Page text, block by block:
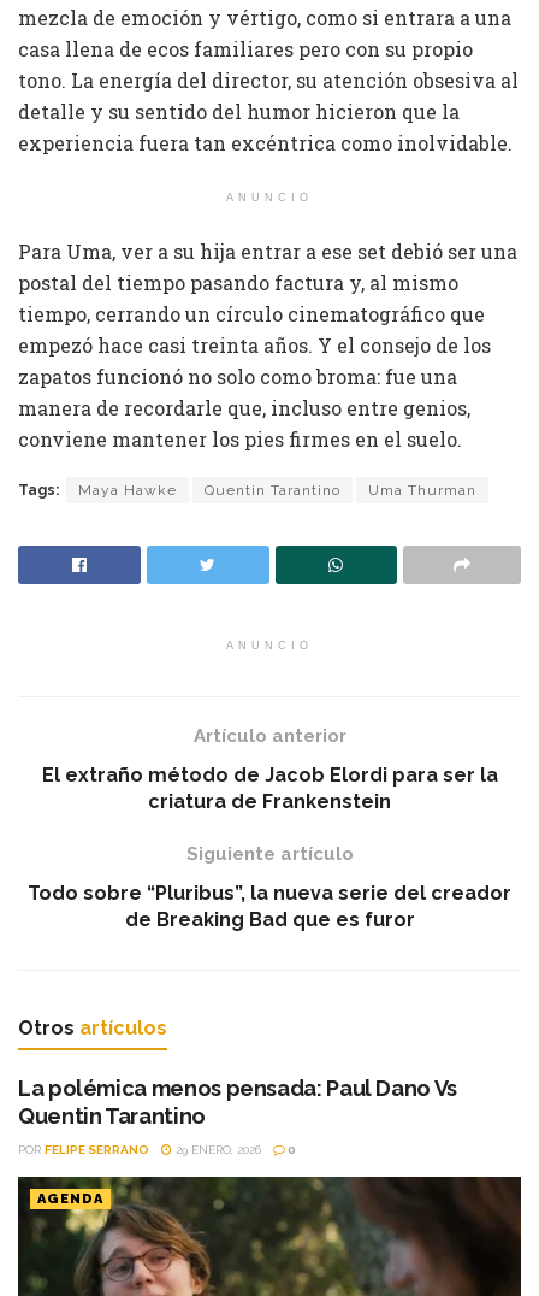
mezcla de emoción y vértigo, como si entrara a una
casa llena de ecos familiares pero con su propio
tono. La energía del director, su atención obsesiva al
detalle y su sentido del humor hicieron que la
experiencia fuera tan excéntrica como inolvidable.
ANUNCIO
Para Uma, ver a su hija entrar a ese set debió ser una
postal del tiempo pasando factura y, al mismo
tiempo, cerrando un círculo cinematográfico que
empezó hace casi treinta años. Y el consejo de los
zapatos funcionó no solo como broma: fue una
manera de recordarle que, incluso entre genios,
conviene mantener los pies firmes en el suelo.
Tags: Maya Hawke Quentin Tarantino Uma Thurman
ANUNCIO
Artículo anterior
El extraño método de Jacob Elordi para ser la
criatura de Frankenstein
Siguiente artículo
Todo sobre “Pluribus”, la nueva serie del creador
de Breaking Bad que es furor
Otros artículos
La polémica menos pensada: Paul Dano Vs
Quentin Tarantino
POR FELIPE SERRANO 29 ENERO, 2026 0
AGENDA